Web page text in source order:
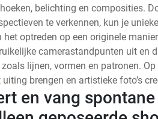
belichting en composities.
te verkennen, kun je
het optreden op een originele
camerastandpunten uit en
lijnen, vormen en patronen.
brengen en artistieke foto’s
en vang